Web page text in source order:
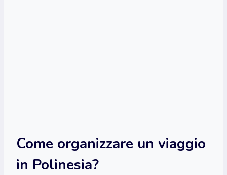
Come organizzare un viaggio
in Polinesia?